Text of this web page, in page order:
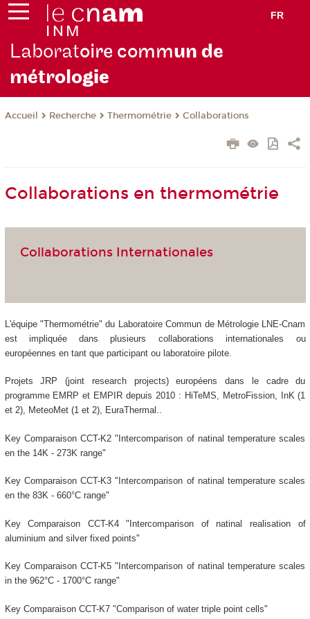
FR
Laboratoire commun de
métrologie
Accueil Recherche Thermométrie Collaborations
Collaborations en thermométrie
Collaborations Internationales
L'équipe "Thermométrie" du Laboratoire Commun de Métrologie LNE-Cnam
est impliquée dans plusieurs collaborations internationales ou
européennes en tant que participant ou laboratoire pilote.
Projets JRP (joint research projects) européens dans le cadre du
programme EMRP et EMPIR depuis 2010 : HiTeMS, MetroFission, InK (1
et 2), MeteoMet (1 et 2), EuraThermal..
Key Comparaison CCT-K2 "Intercomparison of natinal temperature scales
en the 14K - 273K range"
Key Comparaison CCT-K3 "Intercomparison of natinal temperature scales
en the 83K - 660°C range"
Key Comparaison CCT-K4 "Intercomparison of natinal realisation of
aluminium and silver fixed points"
Key Comparaison CCT-K5 "Intercomparison of natinal temperature scales
in the 962°C - 1700°C range"
Key Comparaison CCT-K7 "Comparison of water triple point cells"